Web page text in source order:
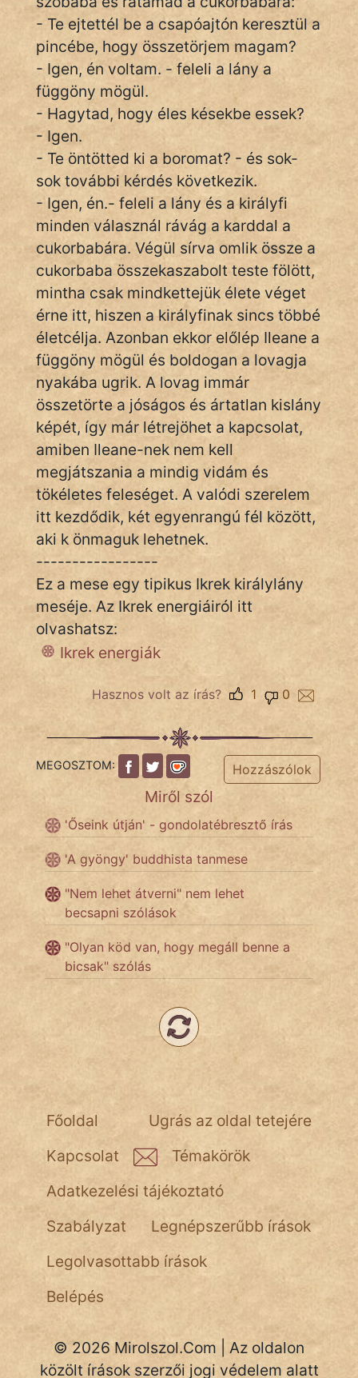
Jób Gedeon
Láron Ádám
mikkamakka
vörös ördög
nagyöreg
NapHold
Név nélkül
pszichopati
szegény legény
Hoffer Botond
szemfüles
- Te ejtettél be a csapóajtón keresztül a
pincébe, hogy összetörjem magam?
- Igen, én voltam. - feleli a lány a
függöny mögül.
- Hagytad, hogy éles késekbe essek?
- Igen.
- Te öntötted ki a boromat? - és sok-
sok további kérdés következik.
- Igen, én.- feleli a lány és a királyfi
minden válasznál rávág a karddal a
cukorbabára. Végül sírva omlik össze a
cukorbaba összekaszabolt teste fölött,
mintha csak mindkettejük élete véget
érne itt, hiszen a királyfinak sincs többé
életcélja. Azonban ekkor előlép Ileane a
függöny mögül és boldogan a lovagja
nyakába ugrik. A lovag immár
összetörte a jóságos és ártatlan kislány
képét, így már létrejöhet a kapcsolat,
amiben Ileane-nek nem kell
megjátszania a mindig vidám és
tökéletes feleséget. A valódi szerelem
itt kezdődik, két egyenrangú fél között,
aki k önmaguk lehetnek.
-----------------
Ez a mese egy tipikus Ikrek királylány
meséje. Az Ikrek energiáiról itt
olvashatsz:
Ikrek energiák
Hasznos volt az írás? 0
1
MEGOSZTOM: Hozzászólok
Miről szól
'Őseink útján' - gondolatébresztő írás
'A gyöngy' buddhista tanmese
"Nem lehet átverni" nem lehet
becsapni szólások
"Olyan köd van, hogy megáll benne a
bicsak" szólás
Ugrás az oldal tetejére
Főoldal
Kapcsolat
Témakörök
Adatkezelési tájékoztató
Szabályzat
Legnépszerűbb írások
Legolvasottabb írások
Belépés
© 2026 Mirolszol.Com | Az oldalon
közölt írások szerzői jogi védelem alatt